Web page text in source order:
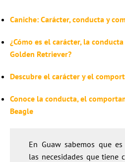
Caniche: Carácter, conducta y
¿Cómo es el carácter, la
Golden Retriever?
Descubre el carácter y el
Conoce la conducta, el
Beagle
En Guaw sabemos que
las necesidades que tiene